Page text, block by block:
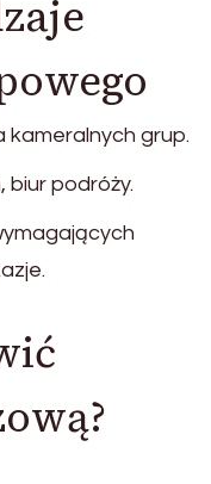
kameralnych grup.
biur podróży.